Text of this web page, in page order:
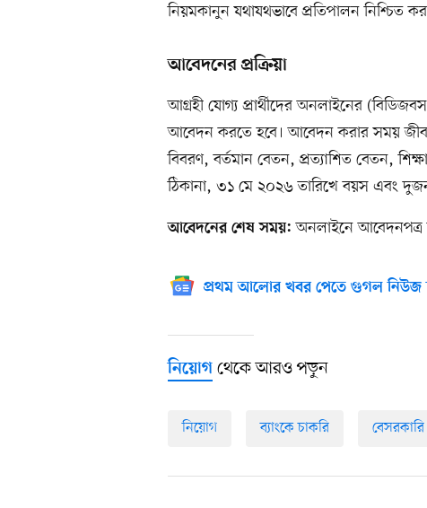
নিয়মকানুন যথাযথভাবে প্রতিপালন নিশ্চিত
আবেদনের প্রক্রিয়া
আগ্রহী যোগ্য প্রার্থীদের অনলাইনের
আবেদন করতে হবে। আবেদন করার সময়
বিবরণ, বর্তমান বেতন, প্রত্যাশিত বেতন,
ঠিকানা, ৩১ মে ২০২৬ তারিখে বয়স এবং দুজন
আবেদনের শেষ সময়: অনলাইনে আবেদনপত্র
প্রথম আলোর খবর পেতে গুগল নিউজ
নিয়োগ থেকে আরও পড়ুন
নিয়োগ ব্যাংকে চাকরি